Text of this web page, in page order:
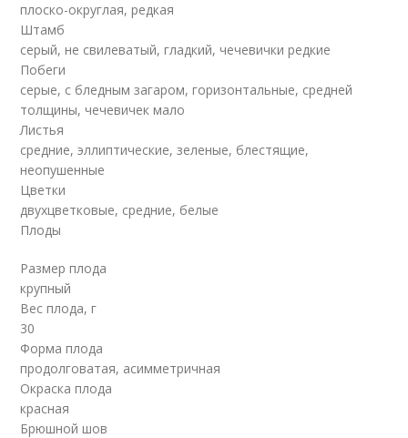
плоско-округлая, редкая
Штамб
серый, не свилеватый, гладкий, чечевички редкие
Побеги
серые, с бледным загаром, горизонтальные, средней
толщины, чечевичек мало
Листья
средние, эллиптические, зеленые, блестящие,
неопушенные
Цветки
двухцветковые, средние, белые
Плоды
Размер плода
крупный
Вес плода, г
30
Форма плода
продолговатая, асимметричная
Окраска плода
красная
Брюшной шов